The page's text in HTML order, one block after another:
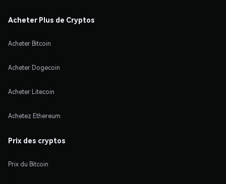
Acheter Plus de Cryptos
Acheter Bitcoin
Acheter Dogecoin
Acheter Litecoin
Achetez Ethereum
Prix des cryptos
Prix du Bitcoin